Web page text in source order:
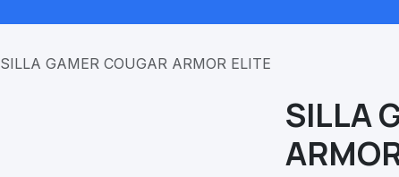
SILLA GAMER COUGAR ARMOR ELITE
SILLA